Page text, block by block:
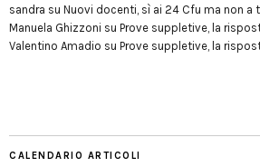
sandra su Nuovi docenti, sì ai 24 Cfu ma non a
Manuela Ghizzoni su Prove suppletive, la
Valentino Amadio su Prove suppletive, la
CALENDARIO ARTICOLI